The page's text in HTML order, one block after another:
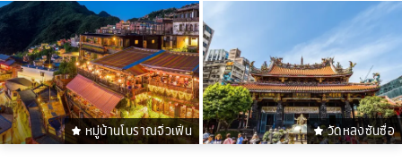
หมู่บ้านโบราณจิ่วเฟิ่น วัดหลงซันซื่อ